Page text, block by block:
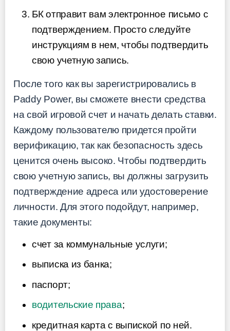
БК отправит вам электронное письмо с
подтверждением. Просто следуйте
инструкциям в нем, чтобы подтвердить
свою учетную запись.
После того как вы зарегистрировались в
Paddy Power, вы сможете внести средства
на свой игровой счет и начать делать ставки.
Каждому пользователю придется пройти
верификацию, так как безопасность здесь
ценится очень высоко. Чтобы подтвердить
свою учетную запись, вы должны загрузить
подтверждение адреса или удостоверение
личности. Для этого подойдут, например,
такие документы:
счет за коммунальные услуги;
выписка из банка;
паспорт;
водительские права;
кредитная карта с выпиской по ней.